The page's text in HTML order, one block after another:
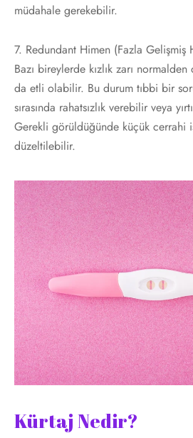
müdahale gerekebilir.
7. Redundant Himen (Fazla Gelişmiş
Bazı bireylerde kızlık zarı
da etli olabilir. Bu durum tıbbi bir
sırasında rahatsızlık verebilir veya
Gerekli görüldüğünde küçük cerrahi
düzeltilebilir.
Kürtaj Nedir?